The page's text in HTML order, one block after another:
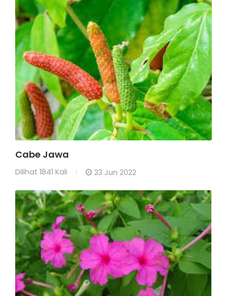
Cabe Jawa
Dilihat 1841 Kali 23 Jun 2022